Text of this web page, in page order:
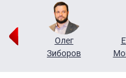
Олег
Зиборов